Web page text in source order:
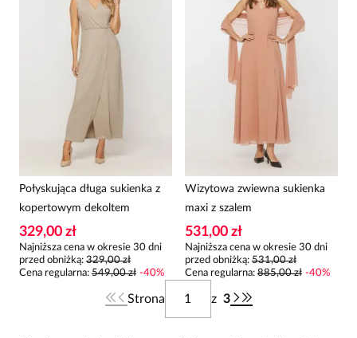
Połyskująca długa sukienka z
kopertowym dekoltem
329,00 zł
Najniższa cena w okresie 30 dni
przed obniżką: 329,00 zł
Cena regularna: 549,00 zł -40%
Wizytowa zwiewna sukienka
maxi z szalem
531,00 zł
Najniższa cena w okresie 30 dni
przed obniżką: 531,00 zł
Cena regularna: 885,00 zł -40%
Strona z 3